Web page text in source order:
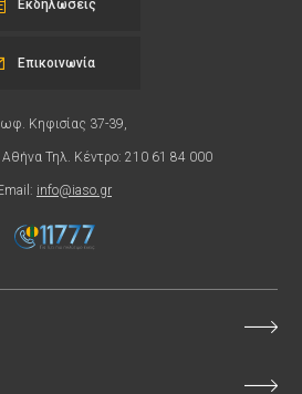
Εκδηλώσεις
Κηφισίας 37-39,
Τηλ. Κέντρο: 210 61 84 000
info@iaso.gr
Επικοινωνία